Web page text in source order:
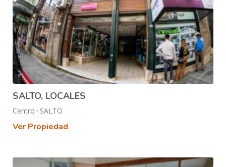
SALTO, LOCALES
Centro SALTO
Ver Propiedad